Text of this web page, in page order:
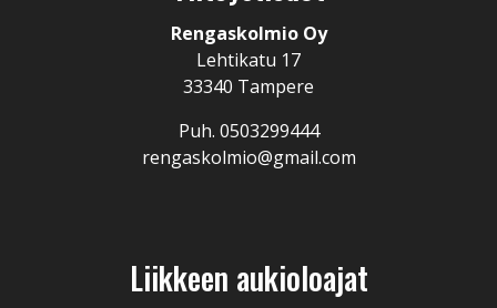
Rengaskolmio Oy
Lehtikatu 17
33340 Tampere
Puh. 0503299444
rengaskolmio@gmail.com
Liikkeen aukioloajat